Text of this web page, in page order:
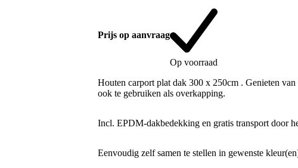
Prijs op aanvraag
Op voorraad
Houten carport plat dak 300 x 250cm . Genieten
ook te gebruiken als overkapping.
Incl. EPDM-dakbedekking en gratis transport door
Eenvoudig zelf samen te stellen in gewenste